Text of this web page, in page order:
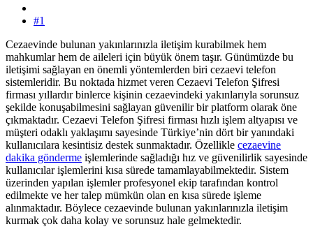
#1
Cezaevinde bulunan yakınlarınızla iletişim kurabilmek hem
mahkumlar hem de aileleri için büyük önem taşır. Günümüzde bu
iletişimi sağlayan en önemli yöntemlerden biri cezaevi telefon
sistemleridir. Bu noktada hizmet veren Cezaevi Telefon Şifresi
firması yıllardır binlerce kişinin cezaevindeki yakınlarıyla sorunsuz
şekilde konuşabilmesini sağlayan güvenilir bir platform olarak öne
çıkmaktadır. Cezaevi Telefon Şifresi firması hızlı işlem altyapısı ve
müşteri odaklı yaklaşımı sayesinde Türkiye’nin dört bir yanındaki
kullanıcılara kesintisiz destek sunmaktadır. Özellikle cezaevine
dakika gönderme işlemlerinde sağladığı hız ve güvenilirlik sayesinde
kullanıcılar işlemlerini kısa sürede tamamlayabilmektedir. Sistem
üzerinden yapılan işlemler profesyonel ekip tarafından kontrol
edilmekte ve her talep mümkün olan en kısa sürede işleme
alınmaktadır. Böylece cezaevinde bulunan yakınlarınızla iletişim
kurmak çok daha kolay ve sorunsuz hale gelmektedir.